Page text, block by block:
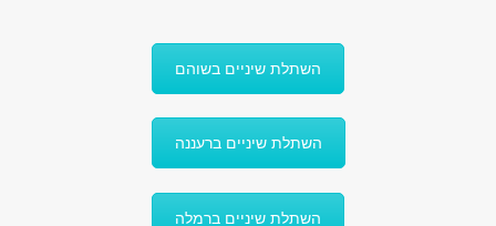
השתלת שיניים בשוהם
השתלת שיניים ברעננה
השתלת שיניים ברמלה